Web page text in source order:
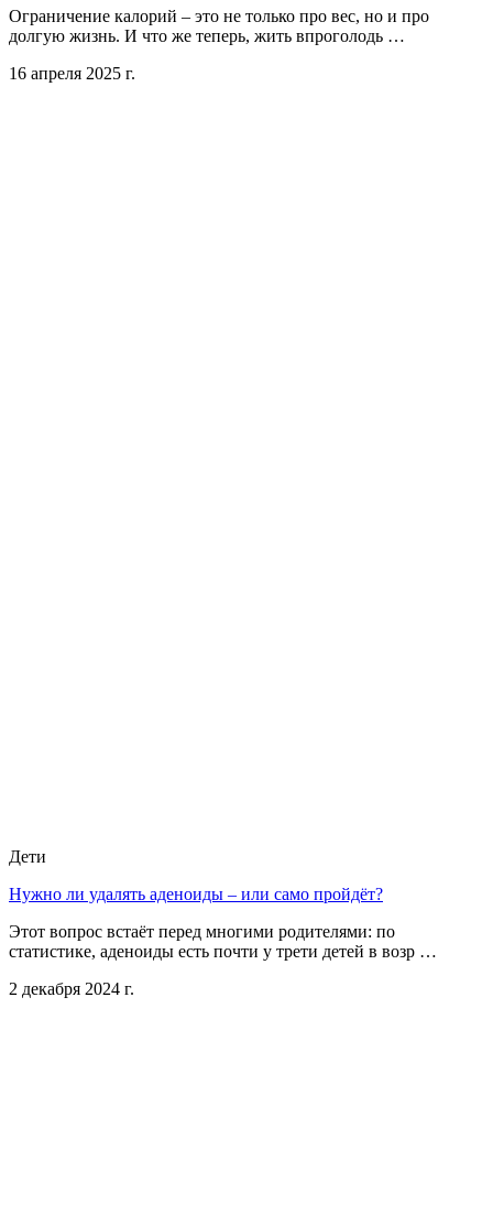
Ограничение калорий – это не только про вес, но и про
долгую жизнь. И что же теперь, жить впроголодь …
16 апреля 2025 г.
Дети
Нужно ли удалять аденоиды – или само пройдёт?
Этот вопрос встаёт перед многими родителями: по
статистике, аденоиды есть почти у трети детей в возр …
2 декабря 2024 г.